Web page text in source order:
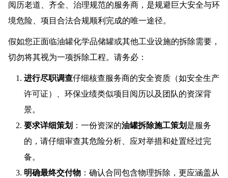
阅历老道、齐全、治理规范的服务商，是规避巨大安全与环
境危险、项目合法合规顺利完成的唯一途径。
假如您正面临油罐化学品储罐或其他工业设施的拆除需要，
切勿将其视为一项拆除工程。请务必：
进行尽职调查仔细核查服务商的安全资质（如安全生产
许可证）、环保业绩类似项目阅历以及团队的资深背
景。
要求详细策划 ：一份资深的油罐拆除施工策划 是服务
的，请仔细审查其危险分析、应对举措和处置经过完
备。
明确最终交付物 ：确认合同包含物理拆除，更应涵盖从